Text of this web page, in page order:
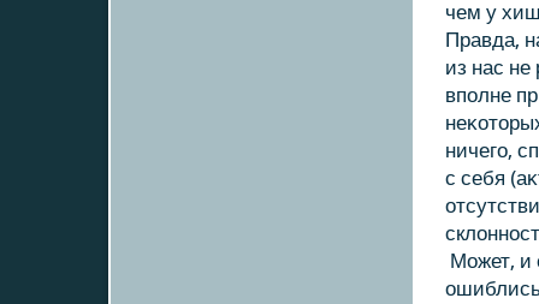
чем у
Правда,
из нас
вполне
ничего,
с себя
Может, и